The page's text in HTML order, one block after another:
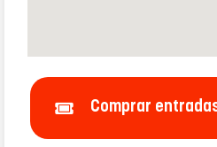
Comprar